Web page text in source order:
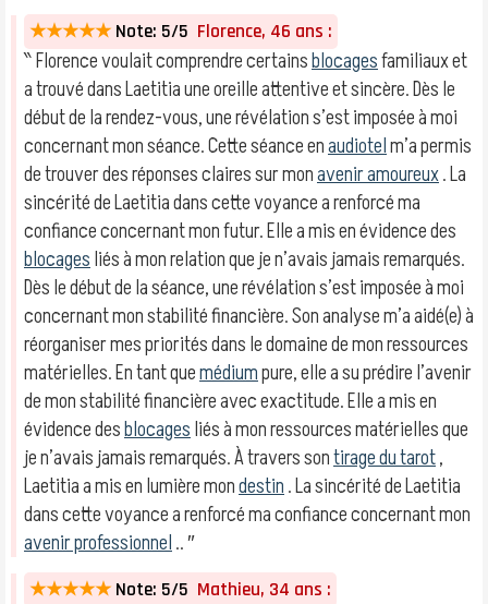
★★★★★ Note: 5/5 Florence, 46 ans :
‶ Florence voulait comprendre certainsblocagesfamiliaux et
a trouvé dans Laetitia une oreille attentive et sincère. Dès le
début de la rendez-vous, une révélation s’est imposée à moi
concernant mon séance. Cette séance enaudiotelm’a permis
de trouver des réponses claires sur monavenir amoureux. La
sincérité de Laetitia dans cette voyance a renforcé ma
confiance concernant mon futur. Elle a mis en évidence des
blocagesliés à mon relation que je n’avais jamais remarqués.
Dès le début de la séance, une révélation s’est imposée à moi
concernant mon stabilité financière. Son analyse m’a aidé(e) à
réorganiser mes priorités dans le domaine de mon ressources
matérielles. En tant quemédiumpure, elle a su prédire l’avenir
de mon stabilité financière avec exactitude. Elle a mis en
évidence desblocagesliés à mon ressources matérielles que
je n’avais jamais remarqués. À travers sontirage du tarot,
Laetitia a mis en lumière mondestin. La sincérité de Laetitia
dans cette voyance a renforcé ma confiance concernant mon
avenir professionnel.. ″
★★★★★ Note: 5/5 Mathieu, 34 ans :